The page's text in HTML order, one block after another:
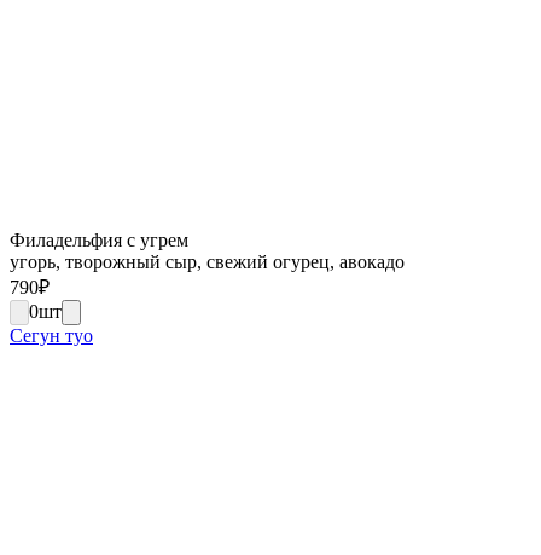
Филадельфия с угрем
угорь, творожный сыр, свежий огурец, авокадо
790₽
0шт
Сегун туо